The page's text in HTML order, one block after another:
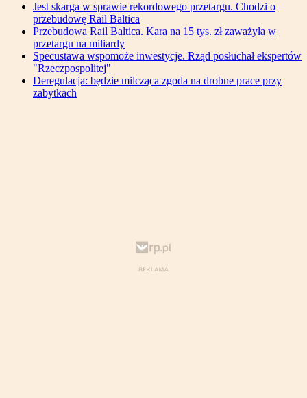
Jest skarga w sprawie rekordowego przetargu. Chodzi o
przebudowę Rail Baltica
Przebudowa Rail Baltica. Kara na 15 tys. zł zaważyła w
przetargu na miliardy
Specustawa wspomoże inwestycje. Rząd posłuchał ekspertów
"Rzeczpospolitej"
Deregulacja: będzie milcząca zgoda na drobne prace przy
zabytkach